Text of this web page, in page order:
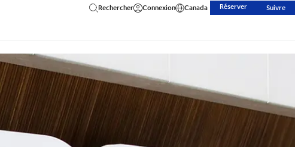
Rechercher Connexion Canada Réserver Suivre